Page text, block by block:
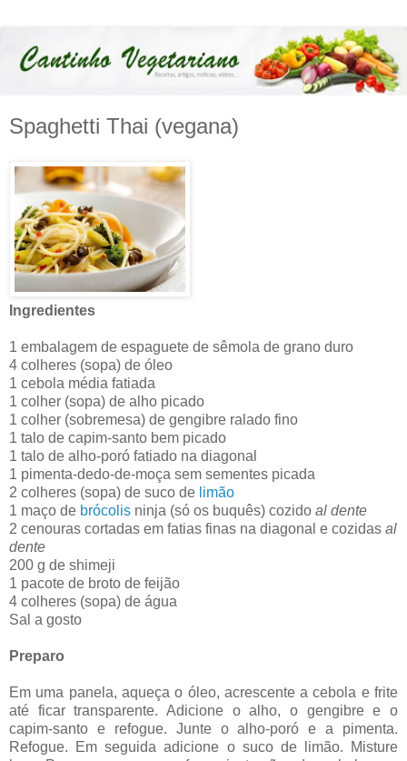
Spaghetti Thai (vegana)
Ingredientes
1 embalagem de espaguete de sêmola de grano duro
4 colheres (sopa) de óleo
1 cebola média fatiada
1 colher (sopa) de alho picado
1 colher (sobremesa) de gengibre ralado fino
1 talo de capim-santo bem picado
1 talo de alho-poró fatiado na diagonal
1 pimenta-dedo-de-moça sem sementes picada
2 colheres (sopa) de suco de limão
1 maço de brócolis ninja (só os buquês) cozido al dente
2 cenouras cortadas em fatias finas na diagonal e cozidas al
dente
200 g de shimeji
1 pacote de broto de feijão
4 colheres (sopa) de água
Sal a gosto
Preparo
Em uma panela, aqueça o óleo, acrescente a cebola e frite
até ficar transparente. Adicione o alho, o gengibre e o
capim-santo e refogue. Junte o alho-poró e a pimenta.
Refogue. Em seguida adicione o suco de limão. Misture